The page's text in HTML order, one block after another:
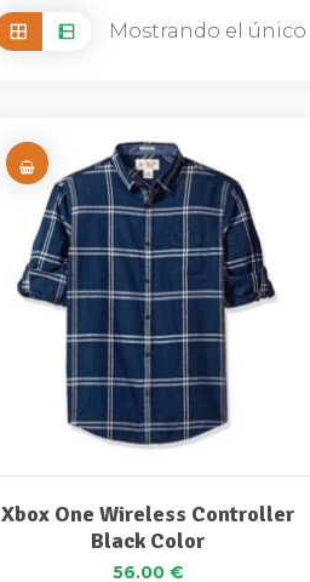
Mostrando el
Xbox One Wireless Controller
Black Color
56.00 €